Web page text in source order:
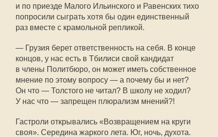
и по приезде Малого Ильинского и Равенских тихо
попросили сыграть хотя бы один единственный
раз вместе с крамольной репликой.
— Грузия берет ответственность на себя. В конце
концов, у нас есть в Тбилиси свой кандидат
в члены Политбюро, он может иметь собственное
мнение по этому вопросу — а почему бы и нет?
Он что — Толстого не читал? В школу не ходил?
У нас что — запрещен плюрализм мнений?!
Гастроли открывались «Возвращением на круги
своя». Середина жаркого лета. Юг, ночь, духота.